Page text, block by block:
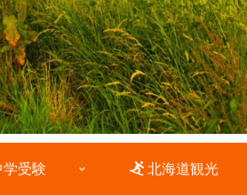
学受験 北海道観光